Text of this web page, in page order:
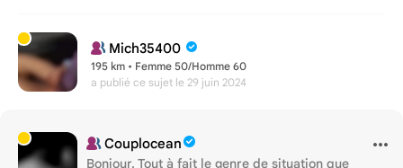
Mich35400
195 km • Femme 50/Homme 60
a publié ce sujet le 29 juin 2024
Couplocean
Bonjour. Tout à fait le genre de situation que